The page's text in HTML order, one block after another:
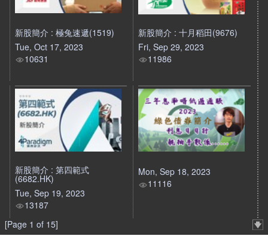
新股簡介 : 極兔速遞(1519)
Tue, Oct 17, 2023
10631
新股簡介 : 十月稻田(9676)
Fri, Sep 29, 2023
11986
新股簡介 : 第四範式
(6682.HK)
Tue, Sep 19, 2023
13187
Mon, Sep 18, 2023
11116
[Page 1 of 15]